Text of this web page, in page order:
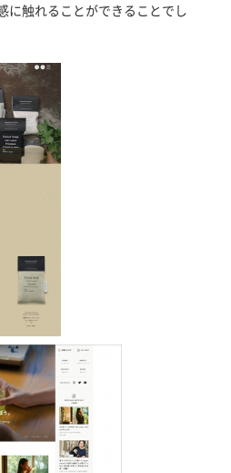
に触れることができることでし